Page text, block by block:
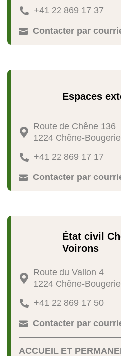
 +41 22 869 17 37
 Contacter par
Espaces

Route de Chêne 136
1224 Chêne-
 +41 22 869 17 17
 Contacter par
État civil
Voirons

Route du Vallon 4
1224 Chêne-
 +41 22 869 17 50
 Contacter par
ACCUEIL ET